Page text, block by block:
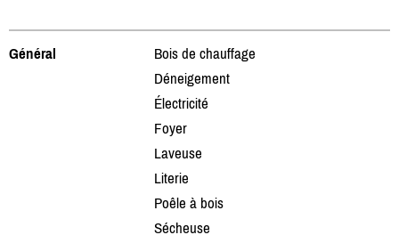
Général
Bois de chauffage
Déneigement
Électricité
Foyer
Laveuse
Literie
Poêle à bois
Sécheuse